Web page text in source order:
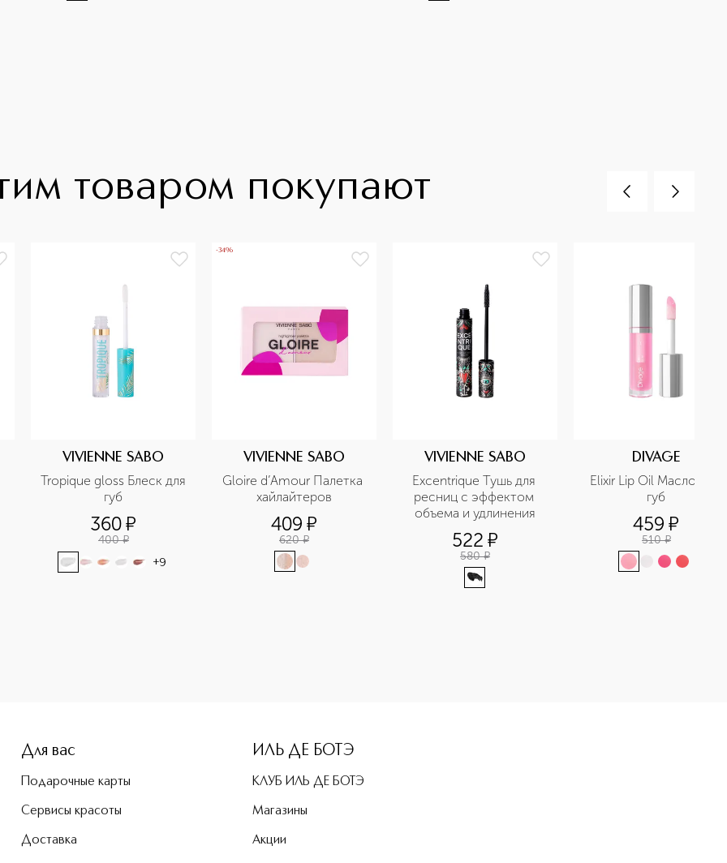
товаром покупают
VIVIENNE SABO
Tropique gloss Блеск для
губ
360¤
400 ¤
+9
-34%
VIVIENNE SABO
Gloire d’Amour Палетка
хайлайтеров
409 ¤
620 ¤
VIVIENNE SABO
Excentrique Тушь для
ресниц с эффектом
объема и удлинения
522 ¤
580 ¤
DIVAGE
Elixir Lip Oil Масло для
губ
459 ¤
510 ¤
Для вас
Подарочные карты
Сервисы красоты
Доставка
ИЛЬ ДЕ БОТЭ
КЛУБ ИЛЬ ДЕ БОТЭ
Магазины
Акции